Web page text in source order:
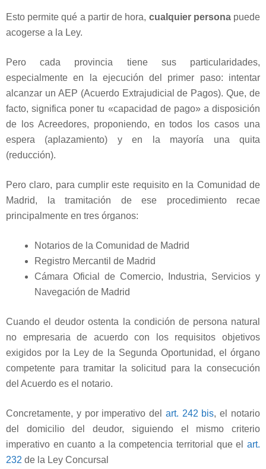
Esto permite qué a partir de hora, cualquier personapuede
acogerse a la Ley.
Pero cada provincia tiene sus particularidades,
especialmente en la ejecución del primer paso: intentar
alcanzar un AEP (Acuerdo Extrajudicial de Pagos). Que, de
facto, significa poner tu «capacidad de pago» a disposición
de los Acreedores, proponiendo, en todos los casos una
espera (aplazamiento) y en la mayoría una quita
(reducción).
Pero claro, para cumplir este requisito en la Comunidad de
Madrid, la tramitación de ese procedimiento recae
principalmente en tres órganos:
Notarios de la Comunidad de Madrid
Registro Mercantil de Madrid
Cámara Oficial de Comercio, Industria, Servicios y
Navegación de Madrid
Cuando el deudor ostenta la condición de persona natural
no empresaria de acuerdo con los requisitos objetivos
exigidos por la Ley de la Segunda Oportunidad, el órgano
competente para tramitar la solicitud para la consecución
del Acuerdo es el notario.
Concretamente, y por imperativo del art. 242 bis, el notario
del domicilio del deudor, siguiendo el mismo criterio
imperativo en cuanto a la competencia territorial que el art.
232 de la Ley Concursal